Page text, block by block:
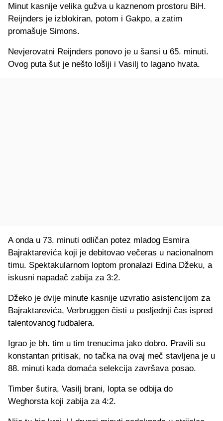
Minut kasnije velika gužva u kaznenom prostoru BiH.
Reijnders je izblokiran, potom i Gakpo, a zatim
promašuje Simons.
Nevjerovatni Reijnders ponovo je u šansi u 65. minuti.
Ovog puta šut je nešto lošiji i Vasilj to lagano hvata.
A onda u 73. minuti odličan potez mladog Esmira
Bajraktarevića koji je debitovao večeras u nacionalnom
timu. Spektakularnom loptom pronalazi Edina Džeku, a
iskusni napadač zabija za 3:2.
Džeko je dvije minute kasnije uzvratio asistencijom za
Bajraktarevića, Verbruggen čisti u posljednji čas ispred
talentovanog fudbalera.
Igrao je bh. tim u tim trenucima jako dobro. Pravili su
konstantan pritisak, no tačka na ovaj meč stavljena je u
88. minuti kada domaća selekcija završava posao.
Timber šutira, Vasilj brani, lopta se odbija do
Weghorsta koji zabija za 4:2.